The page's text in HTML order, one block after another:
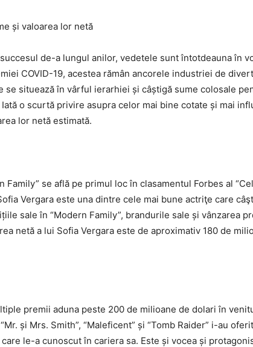
și valoarea lor netă
de-a lungul anilor, vedetele sunt întotdeauna în
COVID-19, acestea rămân ancorele industriei de
se situează în vârful ierarhiei și câștigă sume colosale
o scurtă privire asupra celor mai bine cotate și mai
lor netă estimată.
Family” se află pe primul loc în clasamentul Forbes al
Vergara este una dintre cele mai bune actriţe care
sale în “Modern Family”, brandurile sale și vânzarea
netă a lui Sofia Vergara este de aproximativ 180 de
premii aduna peste 200 de milioane de dolari în
și Mrs. Smith”, “Maleficent” și “Tomb Raider” i-au oferit
le-a cunoscut în cariera sa. Este și vocea și